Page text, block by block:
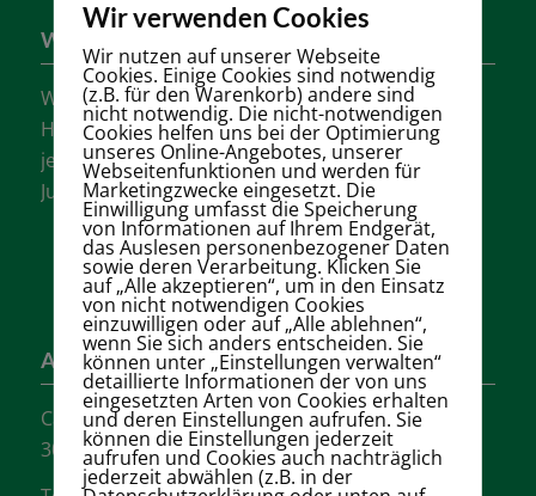
Wer sind wir?
Wir sind einer der größten Tennisvereine
Hannovers mit vielen aktiven Mannschaften in
jeder Altersklasse für Damen, Herren und
Jugendliche.
Adresse
Carl-Loges-Str.12
30657 Hannover
Wir verwenden Cookies
Wir nutzen auf unserer Webseite
Cookies. Einige Cookies sind notwendig
(z.B. für den Warenkorb) andere sind
nicht notwendig. Die nicht-notwendigen
Cookies helfen uns bei der Optimierung
unseres Online-Angebotes, unserer
Webseitenfunktionen und werden für
Marketingzwecke eingesetzt. Die
Einwilligung umfasst die Speicherung
von Informationen auf Ihrem Endgerät,
das Auslesen personenbezogener Daten
sowie deren Verarbeitung. Klicken Sie
auf „Alle akzeptieren“, um in den Einsatz
von nicht notwendigen Cookies
einzuwilligen oder auf „Alle ablehnen“,
wenn Sie sich anders entscheiden. Sie
können unter „Einstellungen verwalten“
detaillierte Informationen der von uns
eingesetzten Arten von Cookies erhalten
und deren Einstellungen aufrufen. Sie
können die Einstellungen jederzeit
aufrufen und Cookies auch nachträglich
jederzeit abwählen (z.B. in der